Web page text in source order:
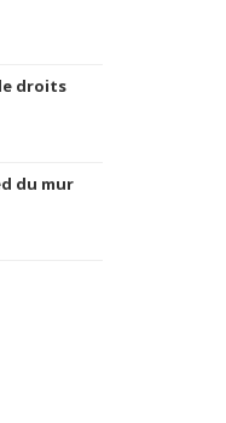
droits
du mur